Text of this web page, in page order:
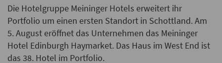
Die Hotelgruppe Meininger Hotels erweitert ihr
Portfolio um einen ersten Standort in Schottland. Am
5. August eröffnet das Unternehmen das Meininger
Hotel Edinburgh Haymarket. Das Haus im West End ist
das 38. Hotel im Portfolio.